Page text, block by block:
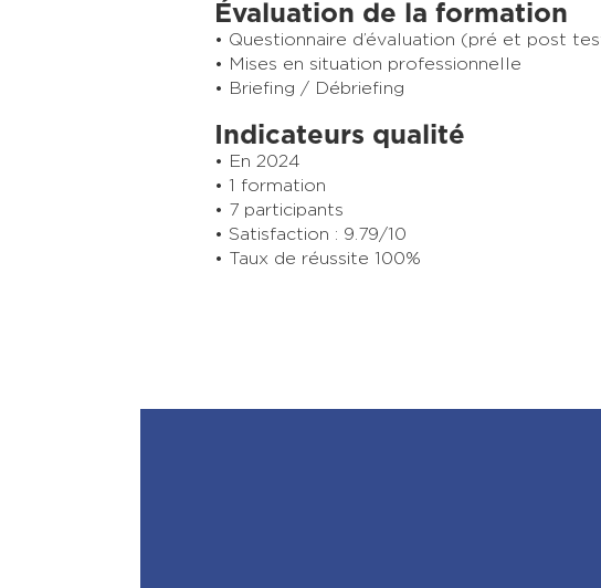
Évaluation de la formation
Questionnaire d’évaluation (pré et post
Mises en situation professionnelle
Briefing / Débriefing
Indicateurs qualité
En 2024
1 formation
7 participants
Satisfaction : 9.79/10
Taux de réussite 100%